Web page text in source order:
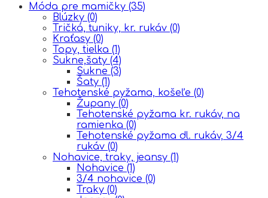
Móda pre mamičky (35)
Blúzky (0)
Tričká, tuniky, kr. rukáv (0)
Kraťasy (0)
Topy, tielka (1)
Sukne,šaty (4)
Sukne (3)
Šaty (1)
Tehotenské pyžama, košeľe (0)
Župany (0)
Tehotenské pyžama kr. rukáv, na
ramienka (0)
Tehotenské pyžama dl. rukáv, 3/4
rukáv (0)
Nohavice, traky, jeansy (1)
Nohavice (1)
3/4 nohavice (0)
Traky (0)